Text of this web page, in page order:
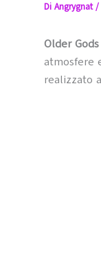
Di Angrygnat/
Older Gods
atmosfere
realizzato